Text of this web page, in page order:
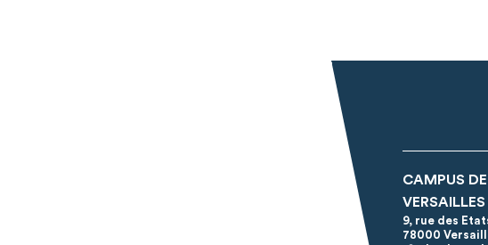
CAMPUS DE
9, rue des
78000